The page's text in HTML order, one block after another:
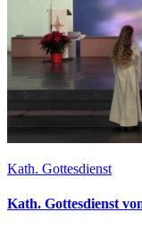
Kath. Gottesdienst
Kath. Gottesdienst